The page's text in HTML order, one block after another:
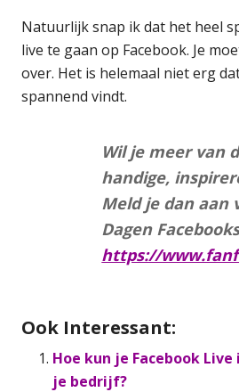
Natuurlijk snap ik dat het heel
live te gaan op Facebook. Je
over. Het is helemaal niet erg
spannend vindt.
Wil je meer van
handige,
Meld je dan aan
Dagen
https://
Ook Interessant:
Hoe kun je Facebook
je bedrijf?